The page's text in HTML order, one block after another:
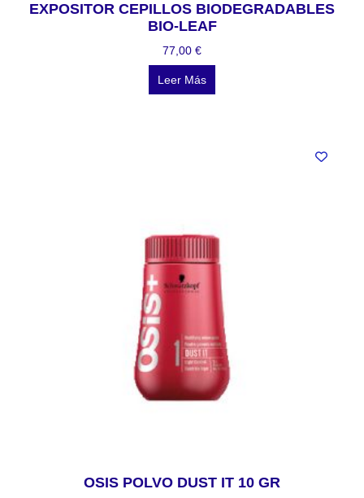
EXPOSITOR CEPILLOS BIODEGRADABLES
BIO-LEAF
77,00 €
Leer Más
OSIS POLVO DUST IT 10 GR